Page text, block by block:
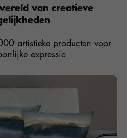
van creatieve
artistieke producten voor
expressie